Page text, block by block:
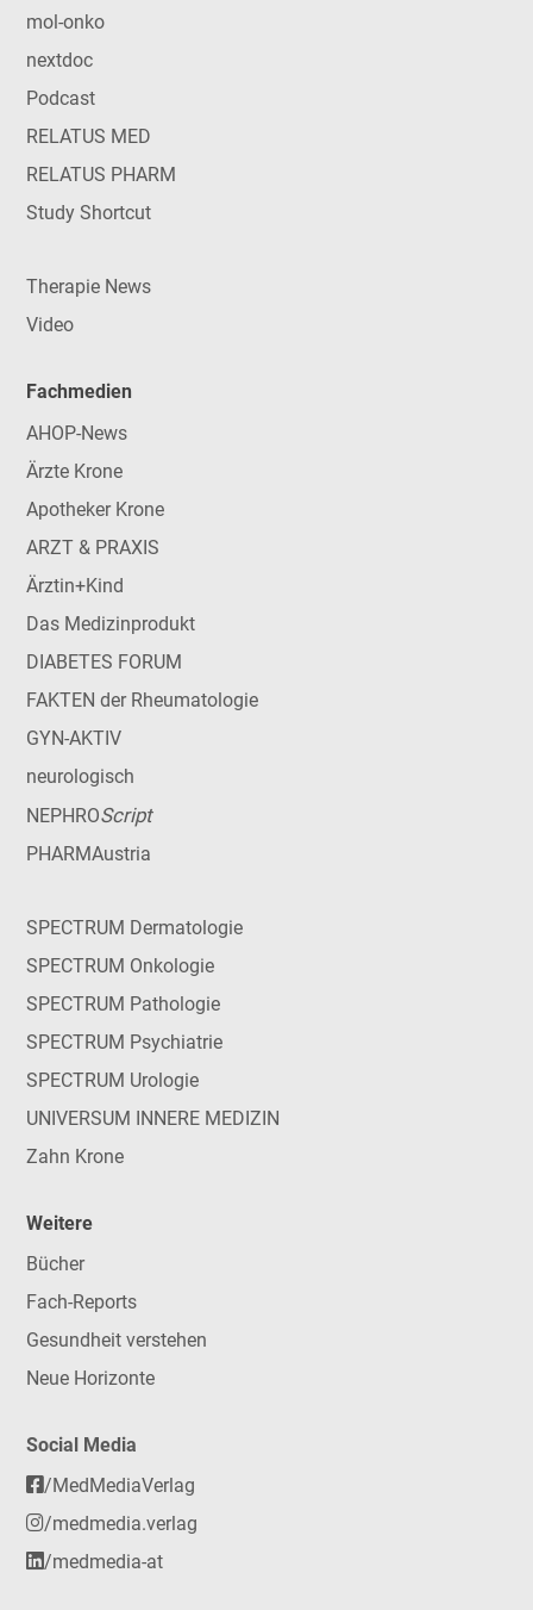
mol-onko
nextdoc
Podcast
RELATUS MED
RELATUS PHARM
Study Shortcut
Therapie News
Video
Fachmedien
AHOP-News
Ärzte Krone
Apotheker Krone
ARZT & PRAXIS
Ärztin+Kind
Das Medizinprodukt
DIABETES FORUM
FAKTEN der Rheumatologie
GYN-AKTIV
neurologisch
NEPHROScript
PHARMAustria
SPECTRUM Dermatologie
SPECTRUM Onkologie
SPECTRUM Pathologie
SPECTRUM Psychiatrie
SPECTRUM Urologie
UNIVERSUM INNERE MEDIZIN
Zahn Krone
Weitere
Bücher
Fach-Reports
Gesundheit verstehen
Neue Horizonte
Social Media
/MedMediaVerlag
/medmedia.verlag
/medmedia-at